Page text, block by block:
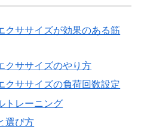
クササイズが効果のある筋
クササイズのやり方
クササイズの負荷回数設定
トレーニング
選び方